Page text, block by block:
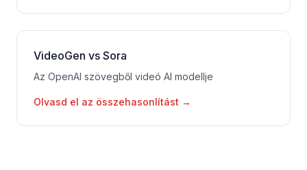
VideoGen vs Sora
Az OpenAI szövegből videó AI modellje
Olvasd el az összehasonlítást →